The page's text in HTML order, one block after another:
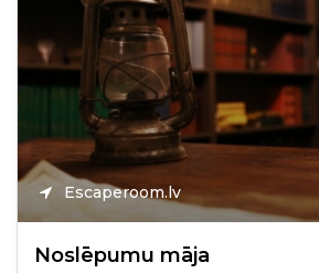
Escaperoom.lv
Noslēpumu māja